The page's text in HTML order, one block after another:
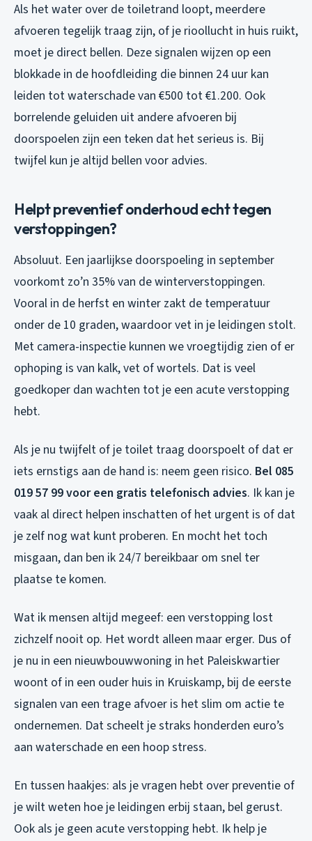
Als het water over de toiletrand loopt, meerdere
afvoeren tegelijk traag zijn, of je rioollucht in huis ruikt,
moet je direct bellen. Deze signalen wijzen op een
blokkade in de hoofdleiding die binnen 24 uur kan
leiden tot waterschade van €500 tot €1.200. Ook
borrelende geluiden uit andere afvoeren bij
doorspoelen zijn een teken dat het serieus is. Bij
twijfel kun je altijd bellen voor advies.
Helpt preventief onderhoud echt tegen
verstoppingen?
Absoluut. Een jaarlijkse doorspoeling in september
voorkomt zo’n 35% van de winterverstoppingen.
Vooral in de herfst en winter zakt de temperatuur
onder de 10 graden, waardoor vet in je leidingen stolt.
Met camera-inspectie kunnen we vroegtijdig zien of er
ophoping is van kalk, vet of wortels. Dat is veel
goedkoper dan wachten tot je een acute verstopping
hebt.
Als je nu twijfelt of je toilet traag doorspoelt of dat er
iets ernstigs aan de hand is: neem geen risico. Bel 085
019 57 99 voor een gratis telefonisch advies. Ik kan je
vaak al direct helpen inschatten of het urgent is of dat
je zelf nog wat kunt proberen. En mocht het toch
misgaan, dan ben ik 24/7 bereikbaar om snel ter
plaatse te komen.
Wat ik mensen altijd megeef: een verstopping lost
zichzelf nooit op. Het wordt alleen maar erger. Dus of
je nu in een nieuwbouwwoning in het Paleiskwartier
woont of in een ouder huis in Kruiskamp, bij de eerste
signalen van een trage afvoer is het slim om actie te
ondernemen. Dat scheelt je straks honderden euro’s
aan waterschade en een hoop stress.
En tussen haakjes: als je vragen hebt over preventie of
je wilt weten hoe je leidingen erbij staan, bel gerust.
Ook als je geen acute verstopping hebt. Ik help je